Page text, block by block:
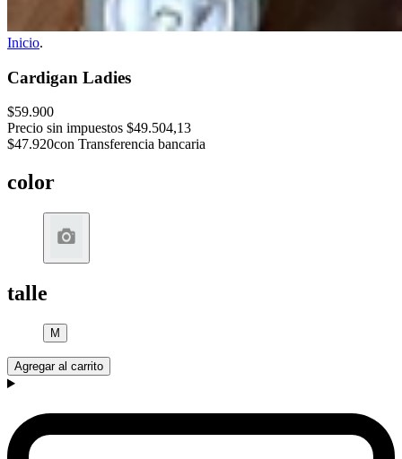
Inicio.
Cardigan Ladies
$59.900
Precio sin impuestos $49.504,13
$47.920con Transferencia bancaria
color
talle
M
Agregar al carrito